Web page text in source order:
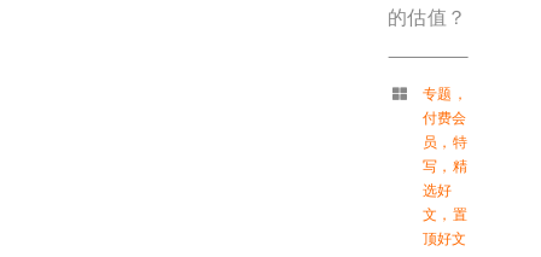
的估值？
专题 ，
付费会
员 ， 特
写 ， 精
选好
文 ， 置
顶好文